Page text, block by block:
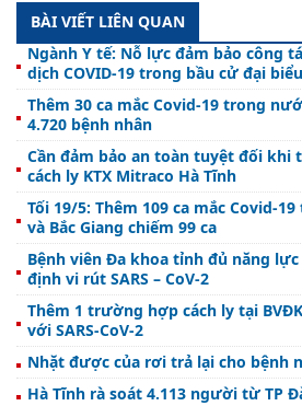
BÀI VIẾT LIÊN QUAN
Ngành Y tế: Nỗ lực đảm bảo công tác y tế, phòng chống
dịch COVID-19 trong bầu cử đại
Hội đồng nhân dân các cấp nhiệm
Thêm 30 ca mắc Covid-19 trong
4.720 bệnh nhân
Cần đảm bảo an toàn tuyệt đối khi
cách ly KTX Mitraco Hà Tĩnh
Tối 19/5: Thêm 109 ca mắc Covid-
và Bắc Giang chiếm 99 ca
Bệnh viên Đa khoa tỉnh đủ năng
định vi rút SARS – CoV-2
Thêm 1 trường hợp cách ly tại
với SARS-CoV-2
Nhặt được của rơi trả lại cho bệnh
Hà Tĩnh rà soát 4.113 người từ TP